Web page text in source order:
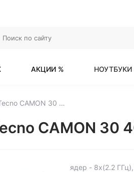
АКЦИИ % НОУТБУКИ
6.8" Смартфон Tecno CAMON 30 4G 256 ГБ черный
CAMON 30
ядер - 8x(2.2